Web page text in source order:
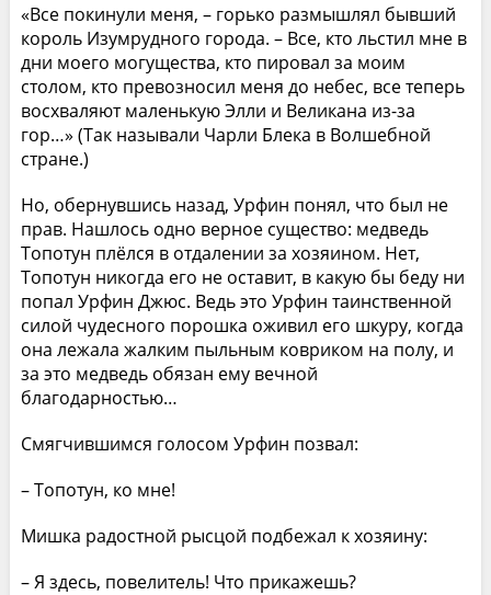
«Все покинули меня, – горько размышлял бывший
король Изумрудного города. – Все, кто льстил мне в
дни моего могущества, кто пировал за моим
столом, кто превозносил меня до небес, все теперь
восхваляют маленькую Элли и Великана из-за
гор…» (Так называли Чарли Блека в Волшебной
стране.)
Но, обернувшись назад, Урфин понял, что был не
прав. Нашлось одно верное существо: медведь
Топотун плёлся в отдалении за хозяином. Нет,
Топотун никогда его не оставит, в какую бы беду ни
попал Урфин Джюс. Ведь это Урфин таинственной
силой чудесного порошка оживил его шкуру, когда
она лежала жалким пыльным ковриком на полу, и
за это медведь обязан ему вечной
благодарностью…
Смягчившимся голосом Урфин позвал:
– Топотун, ко мне!
Мишка радостной рысцой подбежал к хозяину:
– Я здесь, повелитель! Что прикажешь?